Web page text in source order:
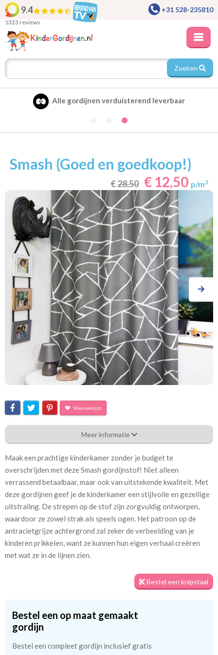
9.4
1323 reviews
+31 528-235810
Zoeken
Alle gordijnen verduisterend leverbaar
Smash (Goed en goedkoop!)
€28,50 € 12,50 p/m2
Wensenlijst
Pt. 5728-911 smash grey
Eigenschappen gordijnstof
Artikelnummer Pt. 5728-911 smash grey
Patroon: 64 cm
Stofbreedte: 137 cm
Mate van verduistering:
Geen (voering optioneel
tijdens bestelproces)
Meer informatie
Maak een prachtige kinderkamer zonder je budget te
overschrijden met deze Smash gordijnstof! Niet alleen
verrassend betaalbaar, maar ook van uitstekende kwaliteit. Met
deze gordijnen geef je de kinderkamer een stijlvolle en gezellige
uitstraling. De strepen op de stof zijn zorgvuldig ontworpen,
waardoor ze zowel strak als speels ogen. Het patroon op de
antracietgrijze achtergrond zal zeker de verbeelding van je
kinderen prikkelen, want ze kunnen hun eigen verhaal creëren
met wat ze in de lijnen zien.
Bestel een knipstaal
Bestel een op maat gemaakt
gordijn
Bestel een compleet gordijn inclusief gratis